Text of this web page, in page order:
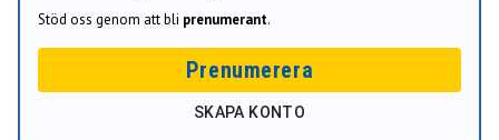
Stöd oss genom att bli prenumerant.
Prenumerera
SKAPA KONTO